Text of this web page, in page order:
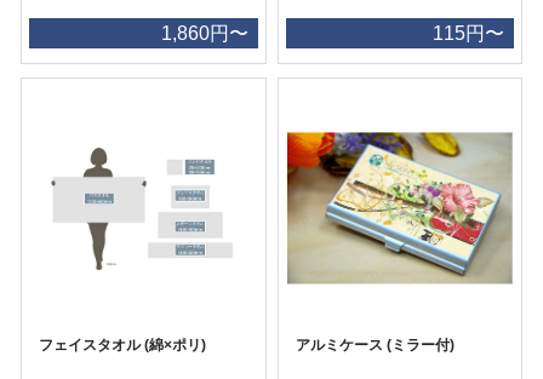
1,860円〜 115円〜
フェイスタオル (綿×ポリ) アルミケース (ミラー付)